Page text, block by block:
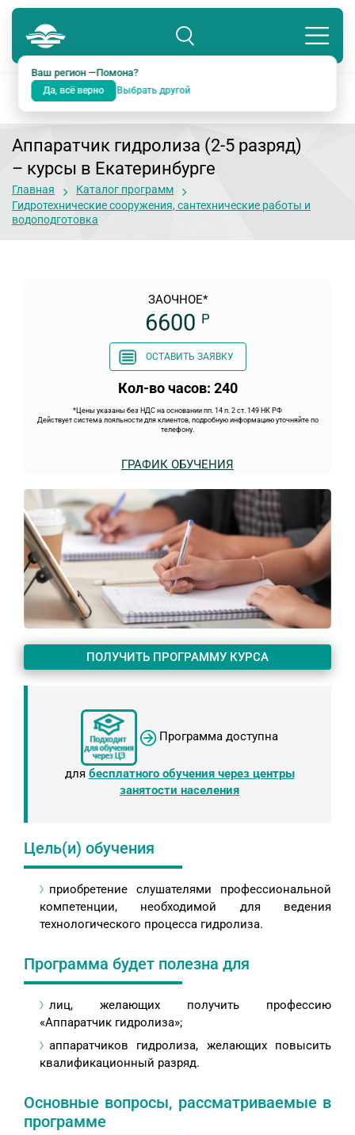
Помона
Подразделение: Екатеринбург
Ваш регион —Помона?
Да, всё верно Выбрать другой
8 800 234-18-38
Аппаратчик гидролиза (2-5 разряд)
– курсы в Екатеринбурге
Главная
Каталог программ
Гидротехнические сооружения, сантехнические работы и
водоподготовка
ЗАОЧНОЕ*
6600 Р
ОСТАВИТЬ ЗАЯВКУ
Кол-во часов: 240
*Цены указаны без НДС на основании пп. 14 п. 2 ст. 149 НК РФ
Действует система лояльности для клиентов, подробную информацию уточняйте по
телефону.
ГРАФИК ОБУЧЕНИЯ
ПОЛУЧИТЬ ПРОГРАММУ КУРСА
Программа доступна
для бесплатного обучения через центры
занятости населения
Цель(и) обучения
приобретение слушателями профессиональной
компетенции, необходимой для ведения
технологического процесса гидролиза.
Программа будет полезна для
лиц, желающих получить профессию
«Аппаратчик гидролиза»;
аппаратчиков гидролиза, желающих повысить
квалификационный разряд.
Основные вопросы, рассматриваемые в
программе